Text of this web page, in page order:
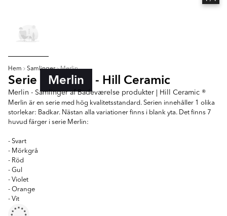
Hem Samlinger Merlin
Serie Merlin - Hill Ceramic
Merlin - Samlinger af Badeværelse produkter | Hill Ceramic ®
Merlin är en serie med hög kvalitetsstandard. Serien innehåller 1 olika
storlekar: Badkar. Nästan alla variationer finns i blank yta. Det finns 7
huvud färger i serie Merlin:
- Svart
- Mörkgrå
- Röd
- Gul
- Violet
- Orange
- Vit